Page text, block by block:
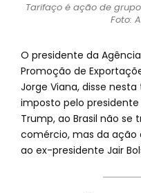
Tarifaço é ação de
Foto:
O presidente da
Promoção de
Jorge Viana, disse
imposto pelo presidente
Trump, ao Brasil não
comércio, mas da ação
ao ex-presidente Jair